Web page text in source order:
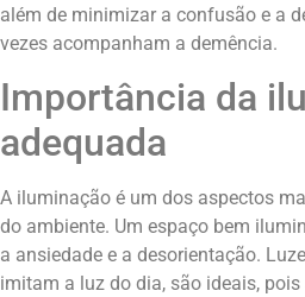
além de minimizar a confusão e a
vezes acompanham a demência.
Importância da
adequada
A iluminação é um dos aspectos
do ambiente. Um espaço bem
a ansiedade e a desorientação.
imitam a luz do dia, são ideais,